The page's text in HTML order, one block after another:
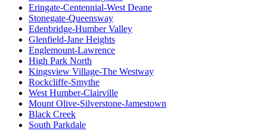
Eringate-Centennial-West Deane
Stonegate-Queensway
Edenbridge-Humber Valley
Glenfield-Jane Heights
Englemount-Lawrence
High Park North
Kingsview Village-The Westway
Rockcliffe-Smythe
West Humber-Clairville
Mount Olive-Silverstone-Jamestown
Black Creek
South Parkdale